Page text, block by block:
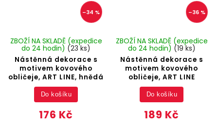
–34 %
Nástěnná dekorace s
motivem kovového
obličeje, ART LINE, hnědá
ZBOŽÍ NA SKLADĚ (expedice
do 24 hodin) (23 ks)
176 Kč
Do košíku
–36 %
Nástěnná dekorace s
motivem kovového
obličeje, ART LINE
ZBOŽÍ NA SKLADĚ (expedice
do 24 hodin) (19 ks)
189 Kč
Do košíku